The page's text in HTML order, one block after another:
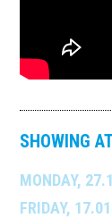
SHOWING
MONDAY,
FRIDAY,